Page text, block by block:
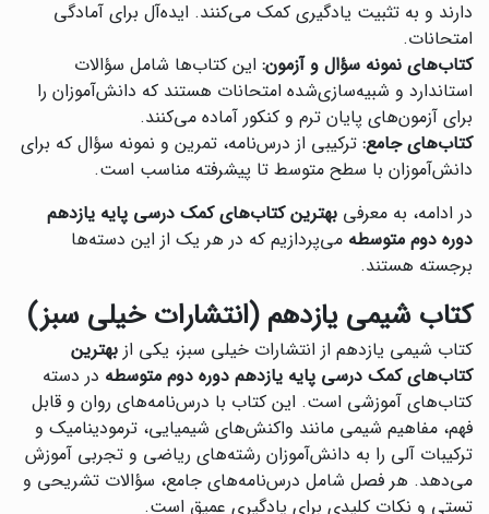
دارند و به تثبیت یادگیری کمک می‌کنند. ایده‌آل برای آمادگی
امتحانات.
کتاب‌های نمونه سؤال و آزمون: این کتاب‌ها شامل سؤالات
استاندارد و شبیه‌سازی‌شده امتحانات هستند که دانش‌آموزان را
برای آزمون‌های پایان ترم و کنکور آماده می‌کنند.
کتاب‌های جامع: ترکیبی از درس‌نامه، تمرین و نمونه سؤال که برای
دانش‌آموزان با سطح متوسط تا پیشرفته مناسب است.
در ادامه، به معرفی بهترین کتاب‌های کمک درسی پایه یازدهم
دوره دوم متوسطه می‌پردازیم که در هر یک از این دسته‌ها
برجسته هستند.
کتاب شیمی یازدهم (انتشارات خیلی سبز)
کتاب شیمی یازدهم از انتشارات خیلی سبز، یکی از بهترین
کتاب‌های کمک درسی پایه یازدهم دوره دوم متوسطه در دسته
کتاب‌های آموزشی است. این کتاب با درس‌نامه‌های روان و قابل
فهم، مفاهیم شیمی مانند واکنش‌های شیمیایی، ترمودینامیک و
ترکیبات آلی را به دانش‌آموزان رشته‌های ریاضی و تجربی آموزش
می‌دهد. هر فصل شامل درس‌نامه‌های جامع، سؤالات تشریحی و
تستی و نکات کلیدی برای یادگیری عمیق است.